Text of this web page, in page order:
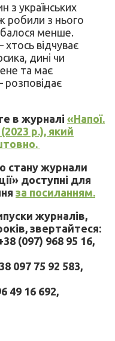
з українських
робили з нього
менше.
відчуває
дині чи
та має
розповідає
в журналі «Напої.
р.), який
стану журнали
доступні для
за посиланням.
журналів,
звертайтеся:
(097) 968 95 16,
097 75 92 583,
49 16 692,